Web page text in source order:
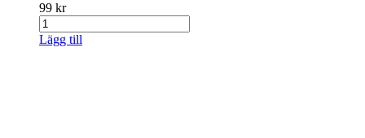
99 kr
Lägg till